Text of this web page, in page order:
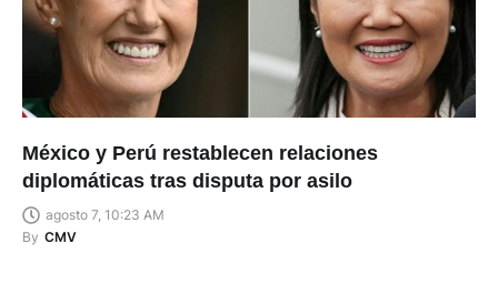
México y Perú restablecen relaciones
diplomáticas tras disputa por asilo
agosto 7, 10:23 AM
By CMV